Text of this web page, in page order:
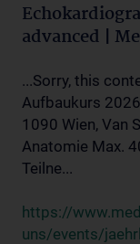
advanced |
...Sorry, this
Aufbaukurs
1090 Wien, Van
Anatomie Max.
Teilne...
https://
uns/events/